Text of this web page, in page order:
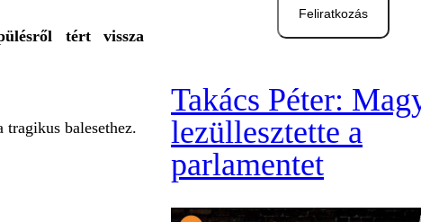
tért vissza
balesethez.
Feliratkozás
Takács Péter:
lezüllesztette a
parlamentet